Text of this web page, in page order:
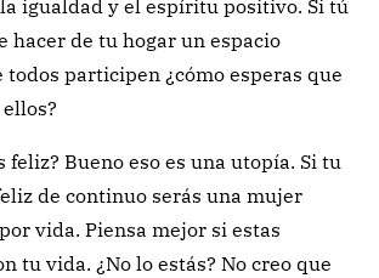
igualdad y el espíritu positivo. Si tú
hacer de tu hogar un espacio
participen ¿cómo esperas que
feliz? Bueno eso es una utopía. Si tu
de continuo serás una mujer
vida. Piensa mejor si estas
tu vida. ¿No lo estás? No creo que